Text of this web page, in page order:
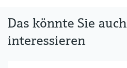
Das könnte Sie auch
interessieren